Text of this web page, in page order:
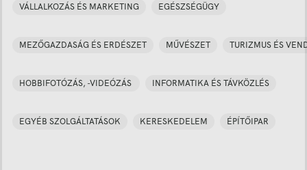
VÁLLALKOZÁS ÉS MARKETING EGÉSZSÉGÜGY
MEZŐGAZDASÁG ÉS ERDÉSZET MŰVÉSZET TURIZMUS ÉS
HOBBIFOTÓZÁS, -VIDEÓZÁS INFORMATIKA ÉS TÁVKÖZLÉS
EGYÉB SZOLGÁLTATÁSOK KERESKEDELEM ÉPÍTŐIPAR